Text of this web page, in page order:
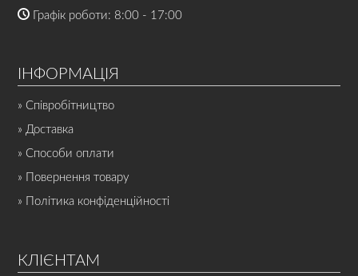
Графік роботи: 8:00 - 17:00
ІНФОРМАЦІЯ
» Співробітництво
» Доставка
» Способи оплати
» Повернення товару
» Політика конфіденційності
КЛІЄНТАМ